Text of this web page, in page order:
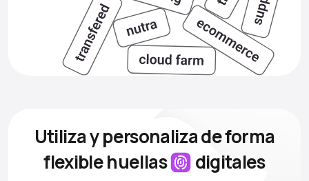
Utiliza y personaliza de forma
flexiblehuellas
digitales